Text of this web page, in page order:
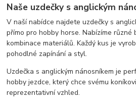
Naše uzdečky s anglickým
V naší nabídce najdete uzdečky s
přímo pro hobby horse. Nabízíme různé
kombinace materiálů. Každý kus je
pohodlné zapínání a styl.
Uzdečka s anglickým nánosníkem je
hobby jezdce, který chce svému
reprezentativní vzhled.